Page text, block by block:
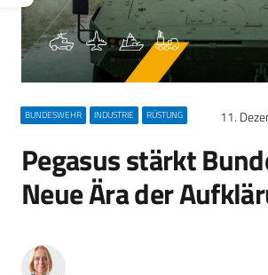
BUNDESWEHR INDUSTRIE RÜSTUNG 11.
Pegasus stärkt
Neue Ära der